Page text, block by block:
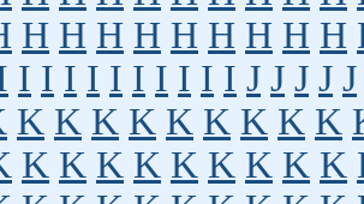
H H H H H H H H H
I I I I I I I I I I J J J J J
K K K K K K K K K
K K K K K K K K K